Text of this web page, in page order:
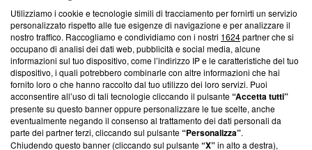
Questa sezione offre informazioni trasparenti su Blasting
News, sui nostri processi editoriali e su come ci impegniamo a
creare news di qualità. Inoltre, afferma la nostra aderenza a
‘Trust Project - News with Integrity’Blasting News non è
ancora membro del programma, ma ha richiesto di farne
parte; Trust Project non ha ancora effettuato una verifica di
conformità agli standard.
Su di noi
Utilizziamo i cookie e tecnologie simili di tracciamento per fornirti un servizio
personalizzato rispetto alle tue esigenze di navigazione e per analizzare il
nostro traffico. Raccogliamo e condividiamo con i nostri 1624partner che si
occupano di analisi dei dati web, pubblicità e social media, alcune
informazioni sul tuo dispositivo, come l’indirizzo IP e le caratteristiche del tuo
dispositivo, i quali potrebbero combinarle con altre informazioni che hai
fornito loro o che hanno raccolto dal tuo utilizzo dei loro servizi. Puoi
acconsentire all’uso di tali tecnologie cliccando il pulsante“Accetta tutti”
presente su questo banner oppure personalizzare le tue scelte, anche
eventualmente negando il consenso al trattamento dei dati personali da
parte dei partner terzi, cliccando sul pulsante“Personalizza”.
Chiudendo questo banner (cliccando sul pulsante“X”in alto a destra),